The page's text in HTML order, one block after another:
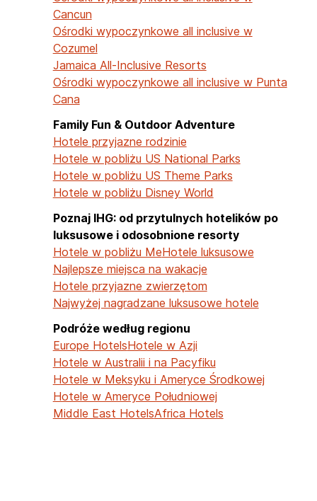
Cancun
Ośrodki wypoczynkowe all inclusive w
Cozumel
Jamaica All-Inclusive Resorts
Ośrodki wypoczynkowe all inclusive w Punta
Cana
Family Fun & Outdoor Adventure
Hotele przyjazne rodzinie
Hotele w pobliżu US National Parks
Hotele w pobliżu US Theme Parks
Hotele w pobliżu Disney World
Poznaj IHG: od przytulnych hotelików po
luksusowe i odosobnione resorty
Hotele w pobliżu MeHotele luksusowe
Najlepsze miejsca na wakacje
Hotele przyjazne zwierzętom
Najwyżej nagradzane luksusowe hotele
Podróże według regionu
Europe HotelsHotele w Azji
Hotele w Australii i na Pacyfiku
Hotele w Meksyku i Ameryce Środkowej
Hotele w Ameryce Południowej
Middle East HotelsAfrica Hotels